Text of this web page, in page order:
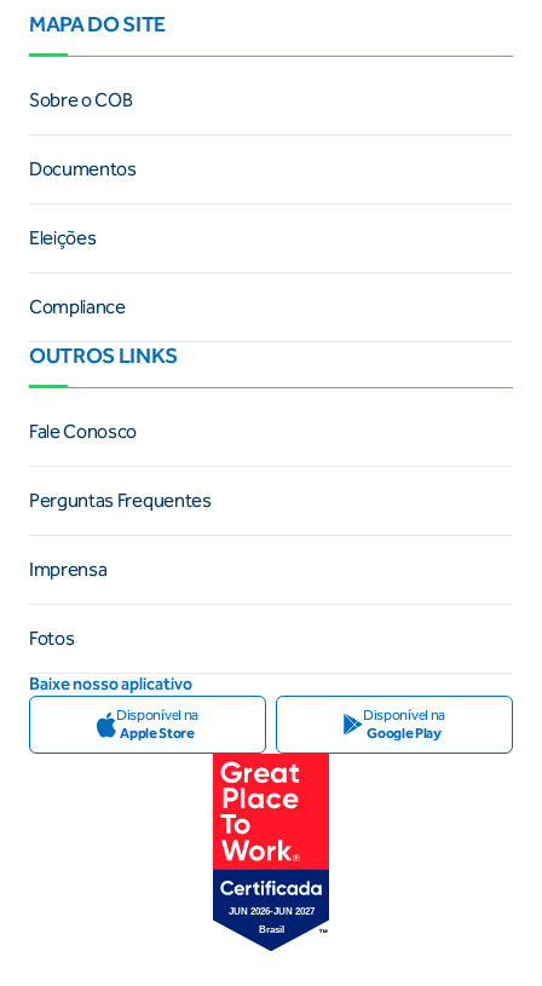
MAPA DO SITE
Sobre o COB
Documentos
Eleições
Compliance
OUTROS LINKS
Fale Conosco
Perguntas Frequentes
Imprensa
Fotos
Baixe nosso aplicativo
Disponível na
Apple Store
Disponível na
Google Play